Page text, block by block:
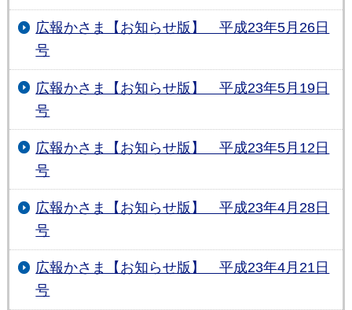
広報かさま【お知らせ版】 平成23年5月26日
号
広報かさま【お知らせ版】 平成23年5月19日
号
広報かさま【お知らせ版】 平成23年5月12日
号
広報かさま【お知らせ版】 平成23年4月28日
号
広報かさま【お知らせ版】 平成23年4月21日
号